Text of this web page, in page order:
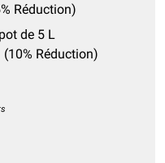
Réduction)
de 5 L
(10% Réduction)